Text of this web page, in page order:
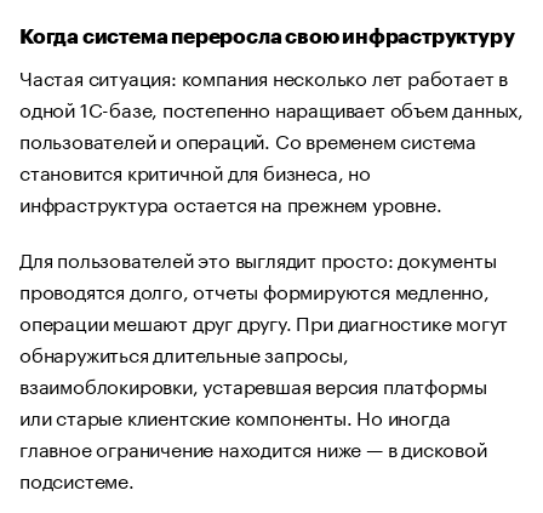
Когда система переросла свою инфраструктуру
Частая ситуация: компания несколько лет работает в
одной 1С-базе, постепенно наращивает объем данных,
пользователей и операций. Со временем система
становится критичной для бизнеса, но
инфраструктура остается на прежнем уровне.
Для пользователей это выглядит просто: документы
проводятся долго, отчеты формируются медленно,
операции мешают друг другу. При диагностике могут
обнаружиться длительные запросы,
взаимоблокировки, устаревшая версия платформы
или старые клиентские компоненты. Но иногда
главное ограничение находится ниже — в дисковой
подсистеме.